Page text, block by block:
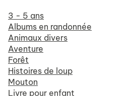
3 - 5 ans
Albums en randonnée
Animaux divers
Aventure
Forêt
Histoires de loup
Mouton
Livre pour enfant